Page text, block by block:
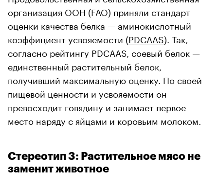
организация ООН (FAO) приняли стандарт
оценки качества белка — аминокислотный
коэффициент усвояемости (PDCAAS). Так,
согласно рейтингу PDCAAS, соевый белок —
единственный растительный белок,
получивший максимальную оценку. По своей
пищевой ценности и усвояемости он
превосходит говядину и занимает первое
место наряду с яйцами и коровьим молоком.
Стереотип 3: Растительное мясо не
заменит животное